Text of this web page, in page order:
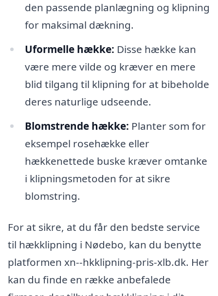
den passende planlægning og klipning
for maksimal dækning.
Uformelle hække: Disse hække kan
være mere vilde og kræver en mere
blid tilgang til klipning for at bibeholde
deres naturlige udseende.
Blomstrende hække: Planter som for
eksempel rosehække eller
hækkenettede buske kræver omtanke
i klipningsmetoden for at sikre
blomstring.
For at sikre, at du får den bedste service
til hækklipning i Nødebo, kan du benytte
platformen xn--hkklipning-pris-xlb.dk. Her
kan du finde en række anbefalede